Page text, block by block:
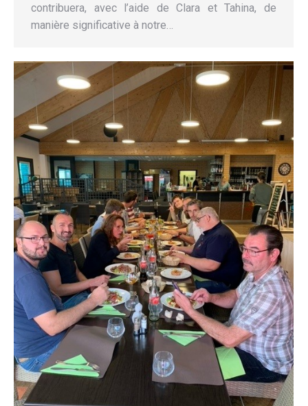
contribuera, avec l’aide de Clara et Tahina, de
manière significative à notre…